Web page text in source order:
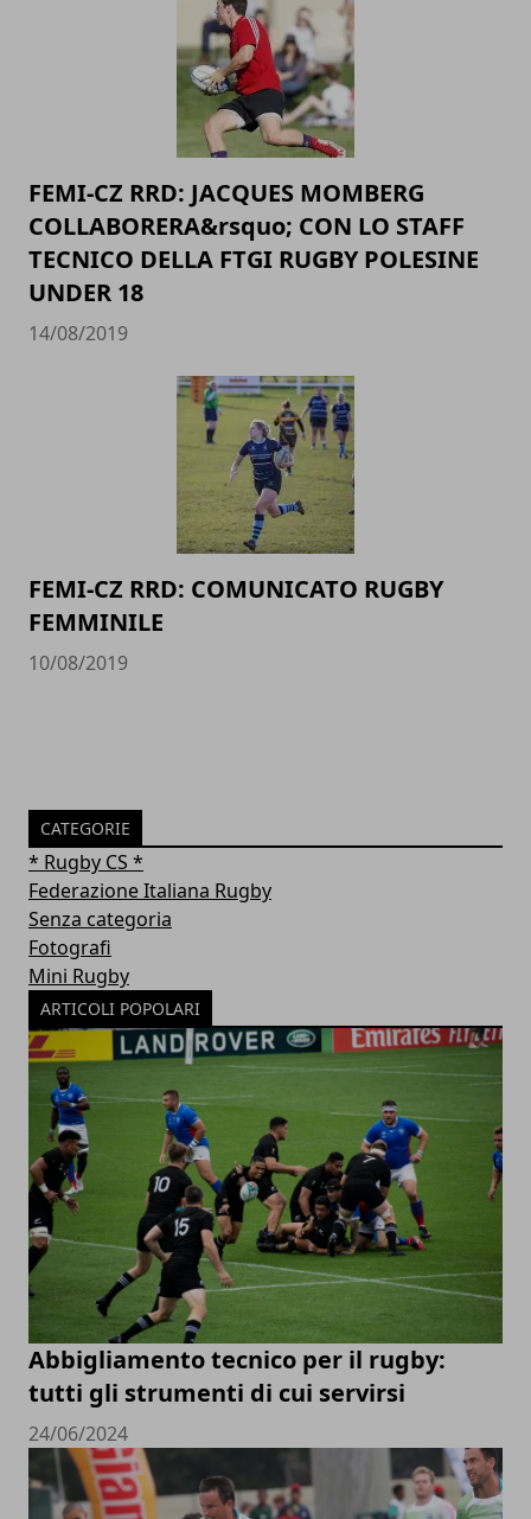
FEMI-CZ RRD: JACQUES MOMBERG
COLLABORERA&rsquo; CON LO STAFF
TECNICO DELLA FTGI RUGBY POLESINE
UNDER 18
14/08/2019
FEMI-CZ RRD: COMUNICATO RUGBY
FEMMINILE
10/08/2019
CATEGORIE
* Rugby CS *
Federazione Italiana Rugby
Senza categoria
Fotografi
Mini Rugby
ARTICOLI POPOLARI
Abbigliamento tecnico per il rugby:
tutti gli strumenti di cui servirsi
24/06/2024